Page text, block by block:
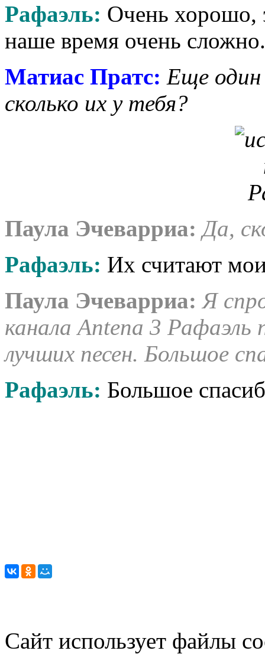
Рафаэль: Очень хорошо,
наше время очень сложно.
Матиас Пратс: Еще один
сколько их у тебя?
Паула Эчеварриа: Да,
Рафаэль: Их считают
Паула Эчеварриа: Я
канала Antena 3 Рафаэль
лучших песен. Большое
Рафаэль: Большое
Сайт использует файлы